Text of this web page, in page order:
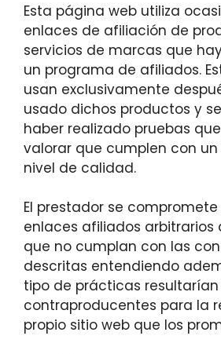
Esta página web utiliza
enlaces de afiliación de
servicios de marcas que
un programa de afiliados.
usan exclusivamente
usado dichos productos y
haber realizado pruebas
valorar que cumplen con
nivel de calidad.
El prestador se
enlaces afiliados arbitrarios
que no cumplan con las
descritas entendiendo
tipo de prácticas
contraproducentes para la
propio sitio web que los